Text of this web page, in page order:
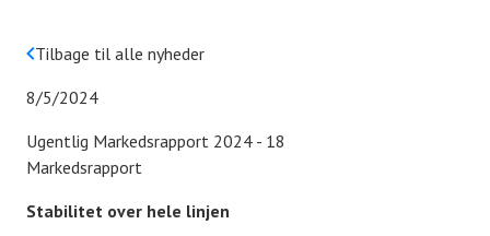
Tilbage til alle nyheder
8/5/2024
Ugentlig Markedsrapport 2024 - 18
Markedsrapport
Stabilitet over hele linjen